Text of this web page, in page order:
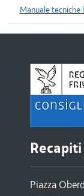
Manuale tecniche
Piazza